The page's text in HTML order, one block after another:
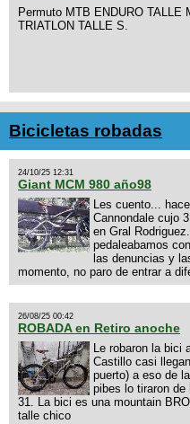
Permuto MTB ENDURO TALLE
TRIATLON TALLE S.
Bicicletas robadas
24/10/25 12:31
Giant MCM 980 año98
Les cuento...
Cannondale cujo
en Gral
pedaleabamos
las denuncias y
momento, no paro de entrar a
26/08/25 00:42
ROBADA en Retiro anoche
Le robaron la bici
Castillo casi
puerto) a eso de
pibes lo tiraron
31. La bici es una mountain
talle chico